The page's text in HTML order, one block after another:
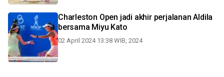
Charleston Open jadi akhir perjalanan Aldila
bersama Miyu Kato
02 April 2024 13:38 WIB, 2024